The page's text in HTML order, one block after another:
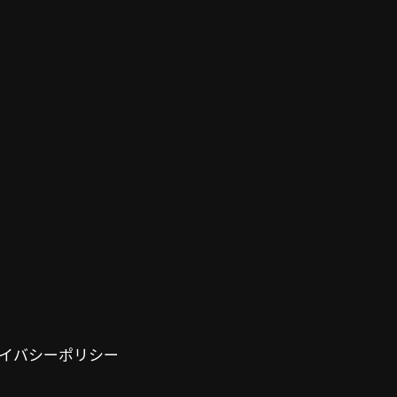
バシーポリシー